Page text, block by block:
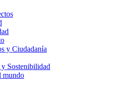
y Ciudadanía
Sostenibilidad
mundo